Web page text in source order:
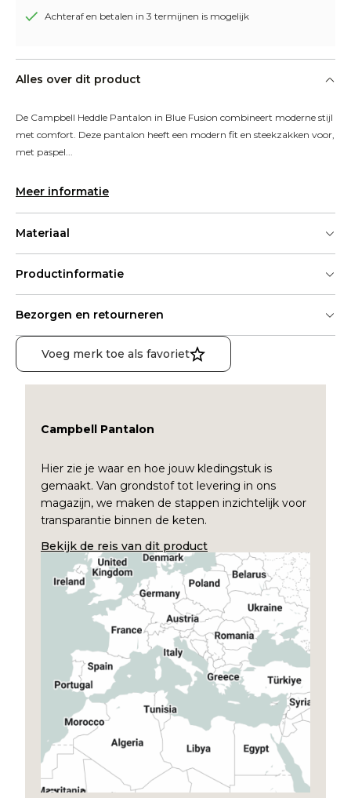
Achteraf en betalen in 3 termijnen is mogelijk
Alles over dit product
De Campbell Heddle Pantalon in Blue Fusion combineert moderne stijl
met comfort. Deze pantalon heeft een modern fit en steekzakken voor,
met paspel...
Meer informatie
Materiaal
Productinformatie
Bezorgen en retourneren
Voeg merk toe als favoriet
Campbell Pantalon
Hier zie je waar en hoe jouw kledingstuk is
gemaakt. Van grondstof tot levering in ons
magazijn, we maken de stappen inzichtelijk voor
transparantie binnen de keten.
Bekijk de reis van dit product